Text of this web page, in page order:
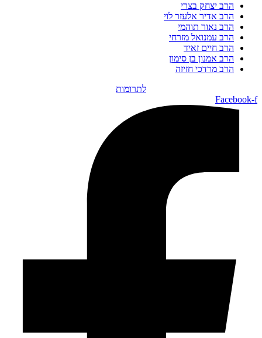
הרב יצחק בצרי
הרב אדיר אלעזר לוי
הרב נאור תוהמי
הרב עמנואל מזרחי
הרב חיים זאיד
הרב אמנון בן סימון
הרב מרדכי חזיזה
לתרומות
Facebook-f